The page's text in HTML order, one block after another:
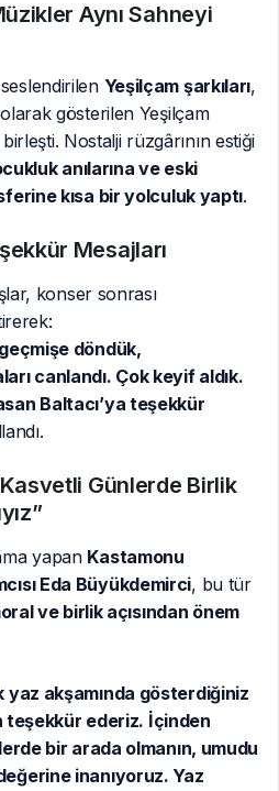
Aynı Sahneyi
Yeşilçam şarkıları,
gösterilen Yeşilçam
Nostalji rüzgârının estiği
anılarına ve eski
kısa bir yolculuk yaptı.
Mesajları
konser sonrası
döndük,
canlandı. Çok keyif aldık.
Baltacı’ya teşekkür
Günlerde Birlik
yapan Kastamonu
Eda Büyükdemirci, bu tür
ve birlik açısından önem
yaz akşamında gösterdiğiniz
teşekkür ederiz. İçinden
bir arada olmanın, umudu
inanıyoruz. Yaz